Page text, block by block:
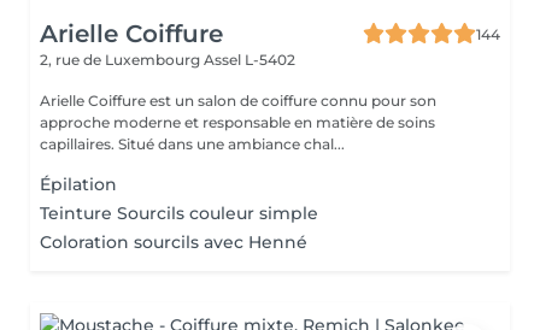
Arielle Coiffure
144
2, rue de Luxembourg Assel L-5402
Arielle Coiffure est un salon de coiffure connu pour son
approche moderne et responsable en matière de soins
capillaires. Situé dans une ambiance chal...
Épilation
Teinture Sourcils couleur simple
Coloration sourcils avec Henné